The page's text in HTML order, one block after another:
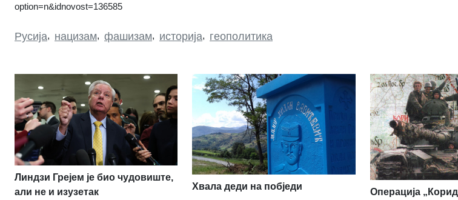
option=n&idnovost=136585
Русија, нацизам, фашизам, историја, геополитика
Линдзи Грејем је био чудовиште,
али не и изузетак
Хвала деди на побједи
Операција